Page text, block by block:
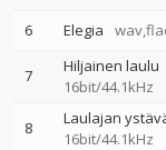
6 Elegia
7 Hiljainen laulu
16bit/44.1kHz
8 Laulajan
16bit/44.1kHz